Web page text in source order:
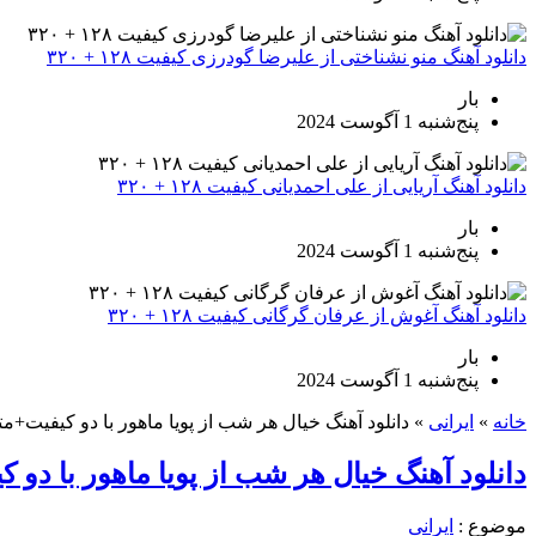
دانلود آهنگ منو نشناختی از علیرضا گودرزی کیفیت ۱۲۸ + ۳۲۰
بار
پنج‌شنبه 1 آگوست 2024
دانلود آهنگ آریایی از علی احمدیانی کیفیت ۱۲۸ + ۳۲۰
بار
پنج‌شنبه 1 آگوست 2024
دانلود آهنگ آغوش از عرفان گرگانی کیفیت ۱۲۸ + ۳۲۰
بار
پنج‌شنبه 1 آگوست 2024
خانه » ایرانی » دانلود آهنگ خیال هر شب از پویا ماهور با دو
دانلود آهنگ خیال هر شب از پویا ماهور با دو
موضوع : ایرانی